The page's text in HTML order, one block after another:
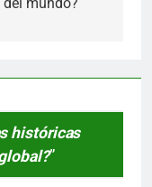
del mundo?
históricas
”